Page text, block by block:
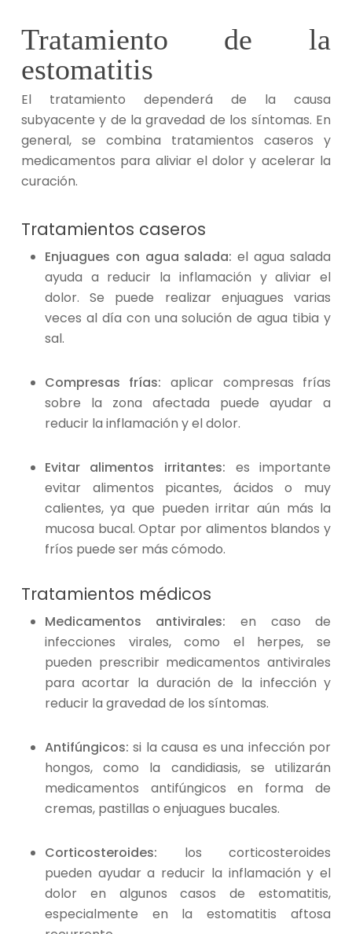
Tratamiento de la
estomatitis
El tratamiento
dependerá de la causa
subyacente y de la gravedad de los síntomas. En
general, se combina tratamientos caseros y
medicamentos para aliviar el dolor y acelerar la
curación.
Tratamientos caseros
Enjuagues con agua salada:el agua salada
ayuda a reducir la inflamación y aliviar el
dolor. Se puede realizar enjuagues varias
veces al día con una solución de agua tibia y
sal.
Compresas frías: aplicar compresas frías
sobre la zona afectada puede ayudar a
reducir la inflamación y el dolor.
Evitar alimentos irritantes: es importante
evitar alimentos picantes, ácidos o muy
calientes, ya que pueden irritar aún más la
mucosa bucal. Optar por alimentos blandos y
fríos puede ser más cómodo.
Tratamientos médicos
Medicamentos antivirales: en caso de
infecciones virales, como el herpes, se
pueden prescribir medicamentos antivirales
para acortar la duración de la infección y
reducir la gravedad de los síntomas.
Antifúngicos:si la causa es una infección por
hongos, como la candidiasis, se utilizarán
medicamentos antifúngicos en forma de
cremas, pastillas o enjuagues bucales.
Corticosteroides: los corticosteroides
pueden ayudar a reducir la inflamación y el
dolor en algunos casos de estomatitis,
especialmente en la estomatitis aftosa